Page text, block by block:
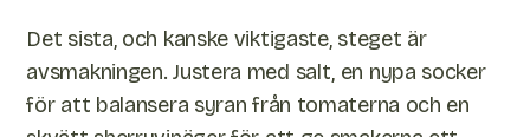
Det sista, och kanske viktigaste, steget är
avsmakningen. Justera med salt, en nypa socker
för att balansera syran från tomaterna och en